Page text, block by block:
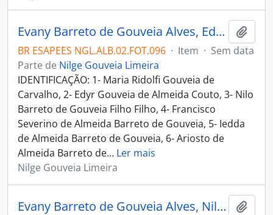
Evany Barreto de Gouveia Alves, Edyr Gouveia de Almeida Couto, Nilo Barreto de Gouveia Filho Filho, Francisco Severino de Almeida Barreto de Gouveia, Iedda de Almeida Barreto de Gouveia, Ariosto de Almeida Barreto de Gouveia, Anália de Almeida Gouveia Lins, Nilge Gouveia Limeira, Aline de Almeida Barreto de Gouveia, Maria Ridolfi Gouveia de Carvalho e Eny Barreto de Gouveia Glycerio
BR ESAPEES NGL.ALB.02.FOT.096 · Item · Sem data
Parte de Nilge Gouveia Limeira
IDENTIFICAÇÃO: 1- Maria Ridolfi Gouveia de
Carvalho, 2- Edyr Gouveia de Almeida Couto, 3- Nilo
Barreto de Gouveia Filho Filho, 4- Francisco
Severino de Almeida Barreto de Gouveia, 5- Iedda
de Almeida Barreto de Gouveia, 6- Ariosto de
Almeida Barreto de… Ler mais
Nilge Gouveia Limeira
Evany Barreto de Gouveia Alves, Nilo Barreto de Gouveia Filho, Gedália de Almeida Barreto de Gouveia, Iedda de Almeida Barreto de Gouveia, Nilo Barreto de Gouveia, Anália de Almeida Gouveia Lins, Maria Ridolfi Gouveia de Carvalho e Aline de Almeida Barreto de Gouveia.